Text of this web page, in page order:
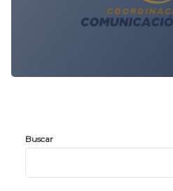
Buscar